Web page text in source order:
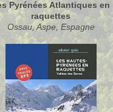
Pyrénées Atlantiques en
raquettes
Ossau, Aspe, Espagne